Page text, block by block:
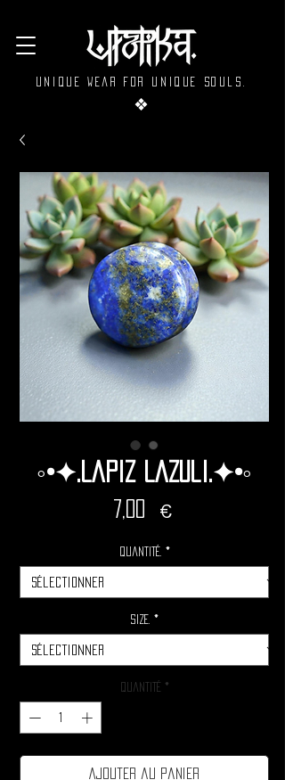
Unique wear for unique souls.
❖
◦•✦.Lapiz Lazuli.✦•◦
7,00 €Prix
Quantité. *
Size. *
Quantité *
Ajouter au panier